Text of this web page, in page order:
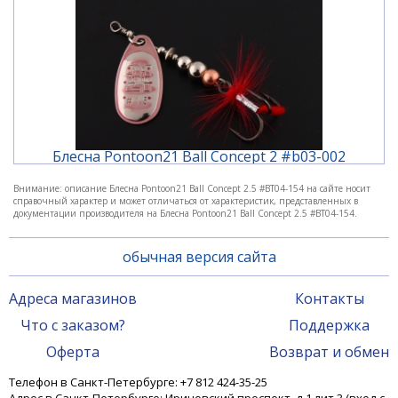
спокойной воде, но и на быстром течении.
Характеристики:
масса: 6,9 г,
высота лепестка: 33,1мм
Блесна Pontoon21 Ball Concept 2 #b03-002
850 ₽
Внимание: описание Блесна Pontoon21 Ball Concept 2.5 #BT04-154 на сайте носит
справочный характер и может отличаться от характеристик, представленных в
документации производителя на Блесна Pontoon21 Ball Concept 2.5 #BT04-154.
обычная версия сайта
Адреса магазинов
Что с заказом?
Оферта
Контакты
Поддержка
Возврат и обмен
Телефон в Санкт-Петербурге: +7 812 424-35-25